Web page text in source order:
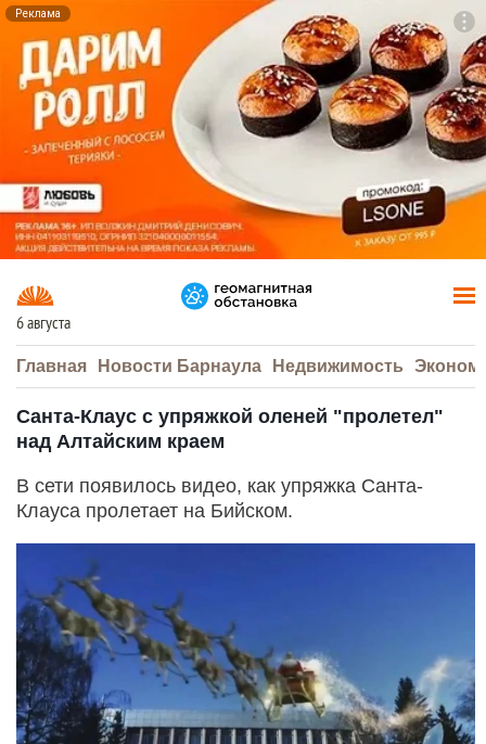
Реклама
6 августа
Главная Новости Барнаула Недвижимость
Санта-Клаус с упряжкой оленей "пролетел"
над Алтайским краем
В сети появилось видео, как упряжка Санта-
Клауса пролетает на Бийском.